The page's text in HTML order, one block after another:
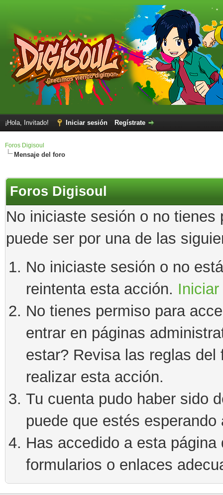
¡Hola, Invitado! Iniciar sesión Regístrate
Foros Digisoul
Mensaje del foro
Foros Digisoul
No iniciaste sesión o no
puede ser por una de las
No iniciaste sesión o no
reintenta esta acción.
No tienes permiso para
entrar en páginas
estar? Revisa las reglas
realizar esta acción.
Tu cuenta pudo haber sido
puede que estés esperando
Has accedido a esta
formularios o enlaces